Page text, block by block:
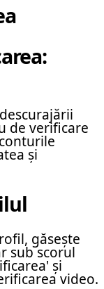
de verificare
și
găsește
sub scorul
și
video.